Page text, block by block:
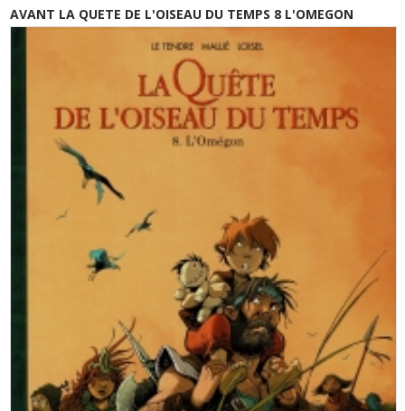
AVANT LA QUETE DE L'OISEAU DU TEMPS 8 L'OMEGON